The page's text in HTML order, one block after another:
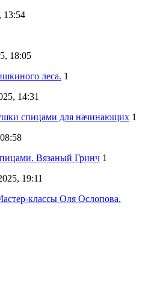
13:54
18:05
леса. 1
14:31
спицами для начинающих 1
Вязаный Гринч 1
19:11
классы Оля Ослопова.